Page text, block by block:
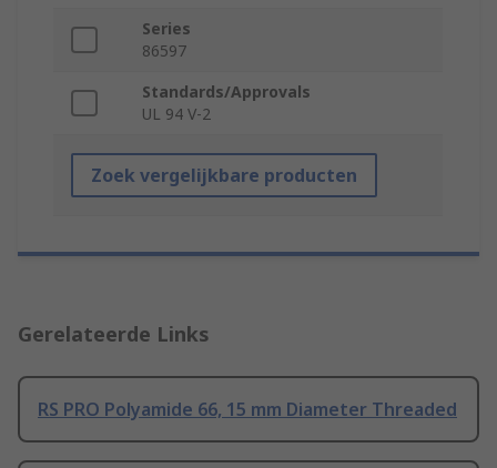
Series
86597
Standards/Approvals
UL 94 V-2
Zoek vergelijkbare producten
Gerelateerde Links
RS PRO Polyamide 66, 15 mm Diameter Threaded